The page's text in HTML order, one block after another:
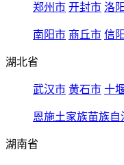
郑州市 开封市 洛
南阳市 商丘市 信
湖北省
武汉市 黄石市 十
恩施土家族苗族自
湖南省